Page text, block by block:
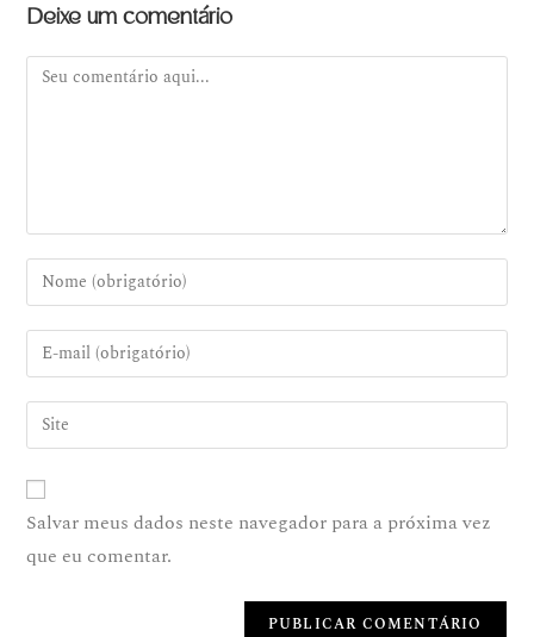
Deixe um comentário
Salvar meus dados neste navegador para a próxima vez
que eu comentar.